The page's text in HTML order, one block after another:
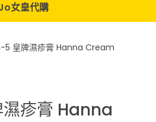
女皇代購
5 皇牌濕疹膏 Hanna Cream
疹膏 Hanna